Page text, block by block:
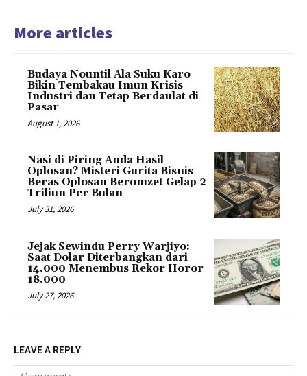
More articles
Budaya Nountil Ala Suku Karo
Bikin Tembakau Imun Krisis
Industri dan Tetap Berdaulat di
Pasar
August 1, 2026
Nasi di Piring Anda Hasil
Oplosan? Misteri Gurita Bisnis
Beras Oplosan Beromzet Gelap 2
Triliun Per Bulan
July 31, 2026
Jejak Sewindu Perry Warjiyo:
Saat Dolar Diterbangkan dari
14.000 Menembus Rekor Horor
18.000
July 27, 2026
LEAVE A REPLY